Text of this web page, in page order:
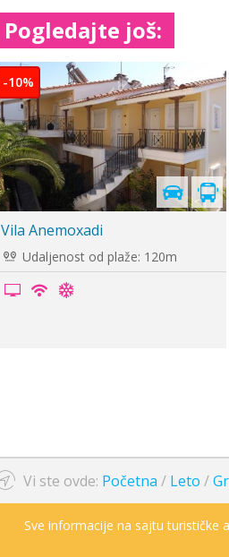
Pogledajte još:
Cenovnik je
u pripremi
Vila Mirtes
Udaljenost od plaže: 700m
Vi ste ovde: Početna / Leto /
Sve informacije na sajtu turističke